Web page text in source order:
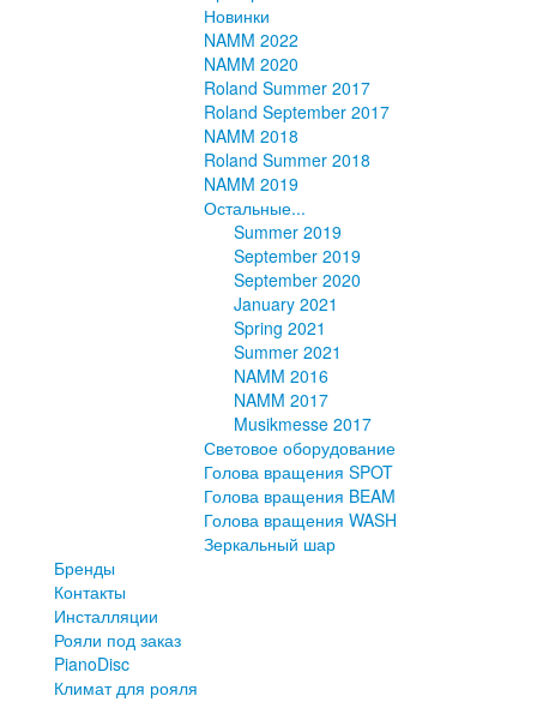
Новинки
NAMM 2022
NAMM 2020
Roland Summer 2017
Roland September 2017
NAMM 2018
Roland Summer 2018
NAMM 2019
Остальные...
Summer 2019
September 2019
September 2020
January 2021
Spring 2021
Summer 2021
NAMM 2016
NAMM 2017
Musikmesse 2017
Световое оборудование
Голова вращения SPOT
Голова вращения BEAM
Голова вращения WASH
Зеркальный шар
Бренды
Контакты
Инсталляции
Рояли под заказ
PianoDisc
Климат для рояля